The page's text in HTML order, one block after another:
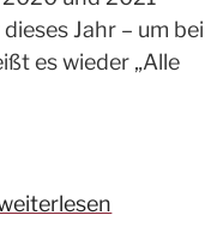
Jahr – um bei
es wieder „Alle